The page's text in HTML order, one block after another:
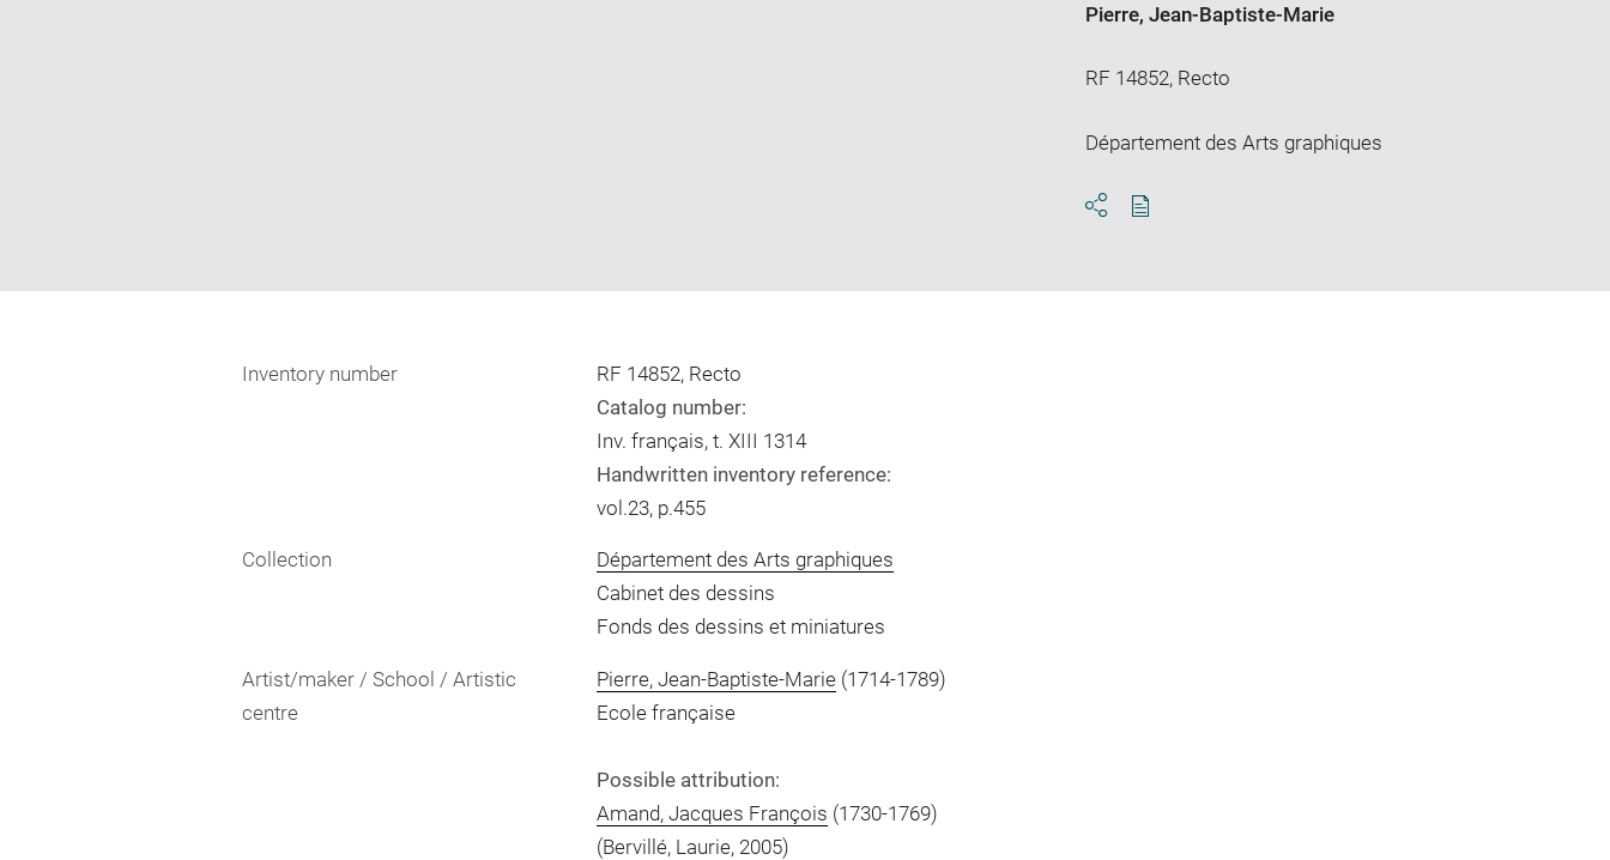
Pierre, Jean-Baptiste-Marie
RF 14852, Recto
Département des Arts graphiques
Inventory number
RF 14852, Recto
Catalog number:
Inv. français, t. XIII 1314
Handwritten inventory reference:
vol.23, p.455
Collection
Département des Arts graphiques
Cabinet des dessins
Fonds des dessins et miniatures
Artist/maker / School / Artistic
centre
Pierre, Jean-Baptiste-Marie(1714-1789)
Ecole française
Possible attribution:
Amand, Jacques François (1730-1769)
(Bervillé, Laurie, 2005)